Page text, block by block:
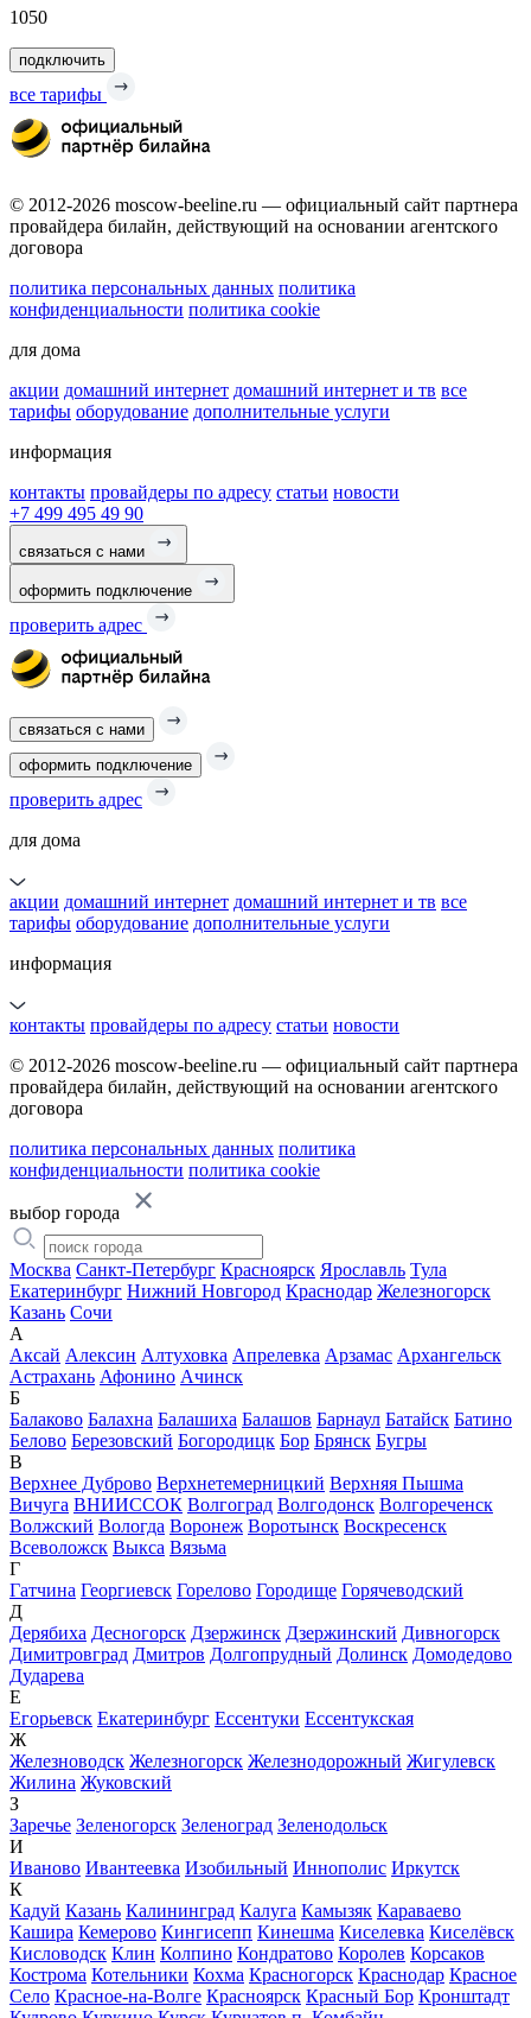
1050
подключить
все тарифы
© 2012-2026 moscow-beeline.ru — официальный сайт партнера
провайдера билайн, действующий на основании агентского
договора
политика персональных данных политика
конфиденциальности политика cookie
для дома
акции домашний интернет домашний интернет и тв все
тарифы оборудование дополнительные услуги
информация
контакты провайдеры по адресу статьи новости
+7 499 495 49 90
связаться с нами
оформить подключение
проверить адрес
связаться с нами
оформить подключение
проверить адрес
для дома
акции домашний интернет домашний интернет и тв все
тарифы оборудование дополнительные услуги
информация
контакты провайдеры по адресу статьи новости
© 2012-2026 moscow-beeline.ru — официальный сайт партнера
провайдера билайн, действующий на основании агентского
договора
политика персональных данных политика
конфиденциальности политика cookie
выбор города
Москва Санкт-Петербург Красноярск Ярославль Тула
Екатеринбург Нижний Новгород Краснодар Железногорск
Казань Сочи
А
Аксай Алексин Алтуховка Апрелевка Арзамас Архангельск
Астрахань Афонино Ачинск
Б
Балаково Балахна Балашиха Балашов Барнаул Батайск Батино
Белово Березовский Богородицк Бор Брянск Бугры
В
Верхнее Дуброво Верхнетемерницкий Верхняя Пышма
Вичуга ВНИИССОК Волгоград Волгодонск Волгореченск
Волжский Вологда Воронеж Воротынск Воскресенск
Всеволожск Выкса Вязьма
Г
Гатчина Георгиевск Горелово Городище Горячеводский
Д
Дерябиха Десногорск Дзержинск Дзержинский Дивногорск
Димитровград Дмитров Долгопрудный Долинск Домодедово
Дударева
Е
Егорьевск Екатеринбург Ессентуки Ессентукская
Ж
Железноводск Железногорск Железнодорожный Жигулевск
Жилина Жуковский
З
Заречье Зеленогорск Зеленоград Зеленодольск
И
Иваново Ивантеевка Изобильный Иннополис Иркутск
К
Кадуй Казань Калининград Калуга Камызяк Караваево
Кашира Кемерово Кингисепп Кинешма Киселевка Киселёвск
Кисловодск Клин Колпино Кондратово Королев Корсаков
Кострома Котельники Кохма Красногорск Краснодар Красное
Село Красное-на-Волге Красноярск Красный Бор Кронштадт